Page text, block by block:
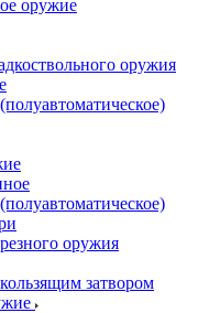
оружие
оружия
оружия
затвором